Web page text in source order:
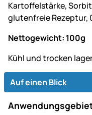
Kartoffelstärke,
glutenfreie Rezeptur,
Nettogewicht: 100g
Kühl und trocken
Auf einen Blick